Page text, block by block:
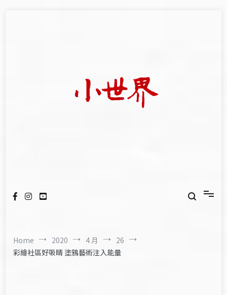
Home 2020 4 月
26
彩繪社區好吸睛 塗鴉藝術注入能量